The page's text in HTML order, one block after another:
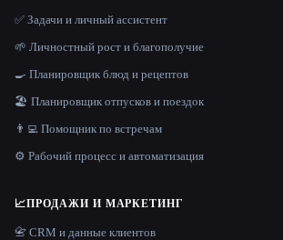
✅ Задачи и личный ассистент
🌱 Личностный рост и благополучие
🍳 Планировщик блюд и рецептов
🏖 Планировщик отпусков и поездок
👨‍💻 Помощник по встречам
⚙️ Рабочий процесс и автоматизация
📈ПРОДАЖИ И МАРКЕТИНГ
📇 CRM и данные клиентов